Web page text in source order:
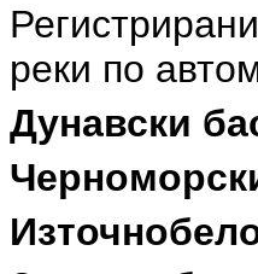
реки по
Дунавски